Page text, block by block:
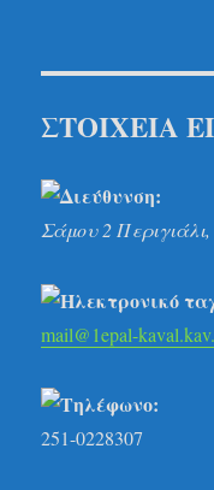
ΣΤΟΙΧΕΙΑ
Σάμου 2
mail@1epal-
251-0228307